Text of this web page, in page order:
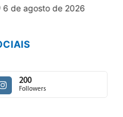
200
Followers